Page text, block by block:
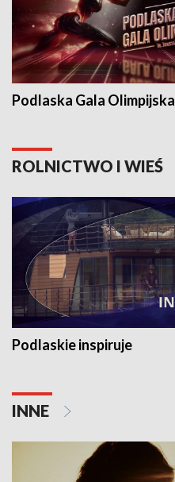
Podlaska Gala Olimpijska
ROLNICTWO I WIEŚ
Podlaskie inspiruje
INNE